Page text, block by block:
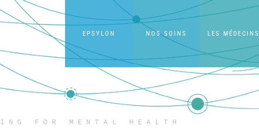
EPSYLON NOS SOINS LES MÉDECINS